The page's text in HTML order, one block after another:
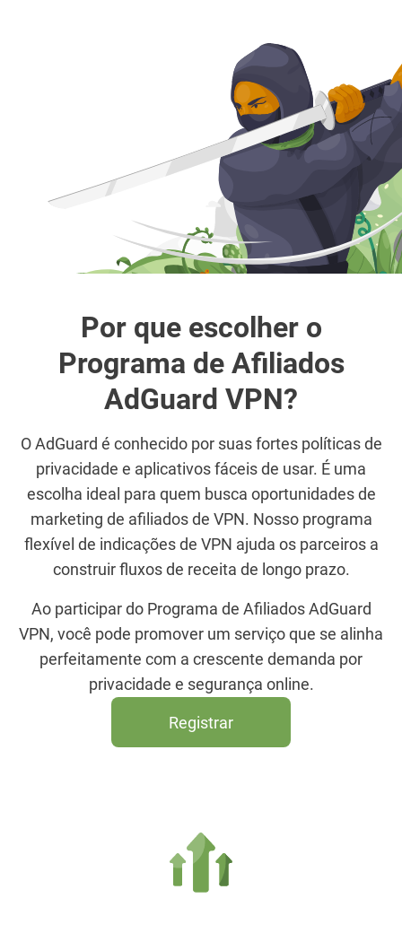
Por que escolher o
Programa de Afiliados
AdGuard VPN?
O AdGuard é conhecido por suas fortes políticas de
privacidade e aplicativos fáceis de usar. É uma
escolha ideal para quem busca oportunidades de
marketing de afiliados de VPN. Nosso programa
flexível de indicações de VPN ajuda os parceiros a
construir fluxos de receita de longo prazo.
Ao participar do Programa de Afiliados AdGuard
VPN, você pode promover um serviço que se alinha
perfeitamente com a crescente demanda por
privacidade e segurança online.
Registrar